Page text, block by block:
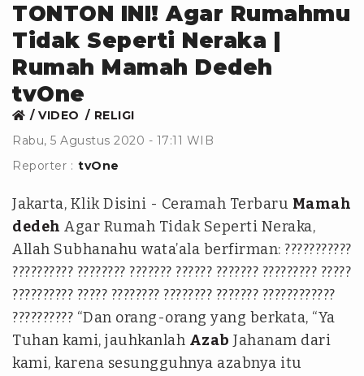
TONTON INI! Agar Rumahmu
Tidak Seperti Neraka |
Rumah Mamah Dedeh
tvOne
VIDEO
RELIGI
Rabu, 5 Agustus 2020 - 17:11 WIB
Reporter : tvOne
Jakarta, Klik Disini - Ceramah Terbaru Mamah
dedeh Agar Rumah Tidak Seperti Neraka,
Allah Subhanahu wata’ala berfirman: ???????????
?????????? ???????? ??????? ?????? ??????? ????????? ?????
?????????? ????? ???????? ???????? ??????? ????????????
?????????? “Dan orang-orang yang berkata, “Ya
Tuhan kami, jauhkanlah Azab Jahanam dari
kami, karena sesungguhnya azabnya itu